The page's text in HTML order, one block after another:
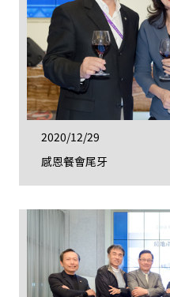
2020/12/29
感恩餐會尾牙